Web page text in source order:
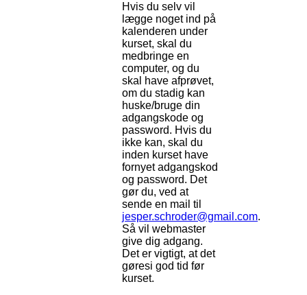
Hvis du selv vil
lægge noget ind på
kalenderen under
kurset, skal du
medbringe en
computer, og du
skal have afprøvet,
om du stadig kan
huske/bruge din
adgangskode og
password. Hvis du
ikke kan, skal du
inden kurset have
fornyet adgangskod
og password. Det
gør du, ved at
sende en mail til
jesper.schroder@gmail.com.
Så vil webmaster
give dig adgang.
Det er vigtigt, at det
gøresi god tid før
kurset.